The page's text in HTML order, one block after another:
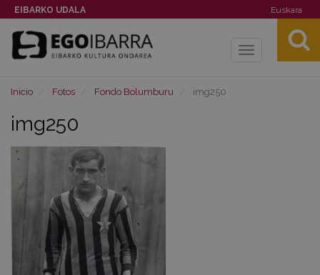
EIBARKO UDALA Euskara
Toggle
Inicio Fotos Fondo Bolumburu img250
img250